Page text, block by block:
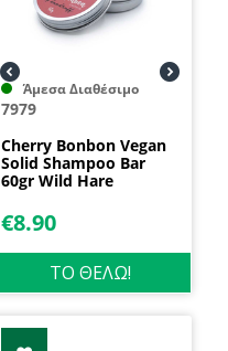
Άμεσα Διαθέσιμο
7979
Cherry Bonbon Vegan
Solid Shampoo Bar
60gr Wild Hare
€8.90
ΤΟ ΘΕΛΩ!